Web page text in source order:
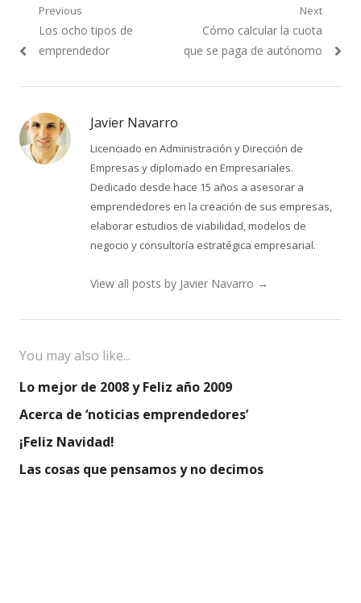
Navegación
de
Previous
Previous
post:
Los ocho tipos de
emprendedor
Next
Next
post:
Cómo calcular la cuota
que se paga de autónomo
Javier Navarro
Licenciado en Administración y Dirección de
Empresas y diplomado en Empresariales.
Dedicado desde hace 15 años a asesorar a
emprendedores en la creación de sus empresas,
elaborar estudios de viabilidad, modelos de
negocio y consultoría estratégica empresarial.
View all posts by Javier Navarro →
You may also like...
Lo mejor de 2008 y Feliz año 2009
Acerca de ‘noticias emprendedores’
¡Feliz Navidad!
Las cosas que pensamos y no decimos